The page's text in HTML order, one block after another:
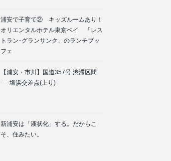
浦安で子育て② キッズルームあり！
オリエンタルホテル東京ベイ 「レス
トラン･グランサンク」のランチブッ
フェ
【浦安・市川】国道357号 渋滞区間
──塩浜交差点(上り)
新浦安は「液状化」する。だからこ
そ、住みたい。